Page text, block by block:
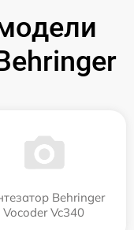
Behringer
Vocoder Vc340